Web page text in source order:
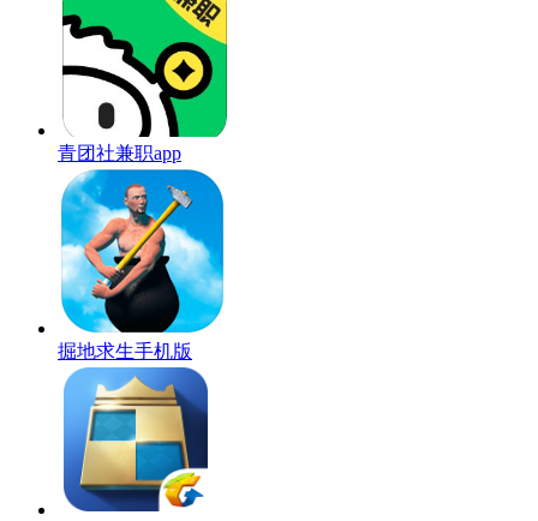
青团社兼职app
掘地求生手机版